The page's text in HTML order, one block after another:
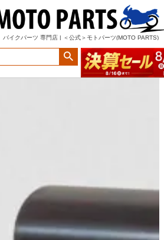
バイク パーツ 専門店 | ＜公式＞モトパーツ(MOTO PARTS)